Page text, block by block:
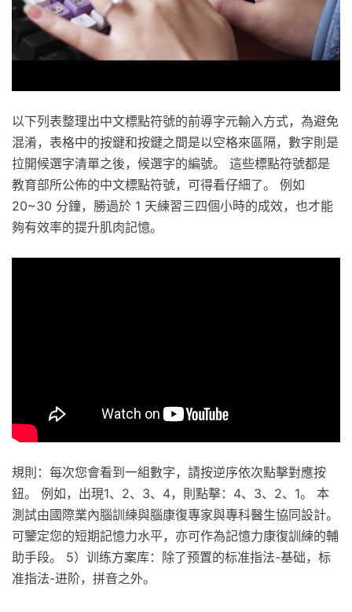
以下列表整理出中文標點符號的前導字元輸入方式，為避免
混淆，表格中的按鍵和按鍵之間是以空格來區隔，數字則是
拉開候選字清單之後，候選字的編號。 這些標點符號都是
教育部所公佈的中文標點符號，可得看仔細了。 例如
20~30 分鐘，勝過於 1 天練習三四個小時的成效，也才能
夠有效率的提升肌肉記憶。
規則：每次您會看到一組數字，請按逆序依次點擊對應按
鈕。 例如，出現1、2、3、4，則點擊：4、3、2、1。 本
測試由國際業內腦訓練與腦康復專家與專科醫生協同設計。
可鑒定您的短期記憶力水平，亦可作為記憶力康復訓練的輔
助手段。 5）训练方案库：除了预置的标准指法-基础，标
准指法-进阶，拼音之外。